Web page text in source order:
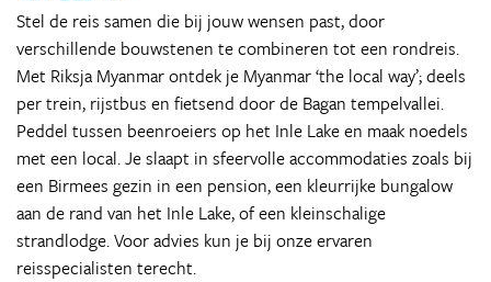
Stel de reis samen die bij jouw wensen past, door
verschillende bouwstenen te combineren tot een rondreis.
Met Riksja Myanmar ontdek je Myanmar ‘the local way’; deels
per trein, rijstbus en fietsend door de Bagan tempelvallei.
Peddel tussen beenroeiers op het Inle Lake en maak noedels
met een local. Je slaapt in sfeervolle accommodaties zoals bij
een Birmees gezin in een pension, een kleurrijke bungalow
aan de rand van het Inle Lake, of een kleinschalige
strandlodge. Voor advies kun je bij onze ervaren
reisspecialisten terecht.